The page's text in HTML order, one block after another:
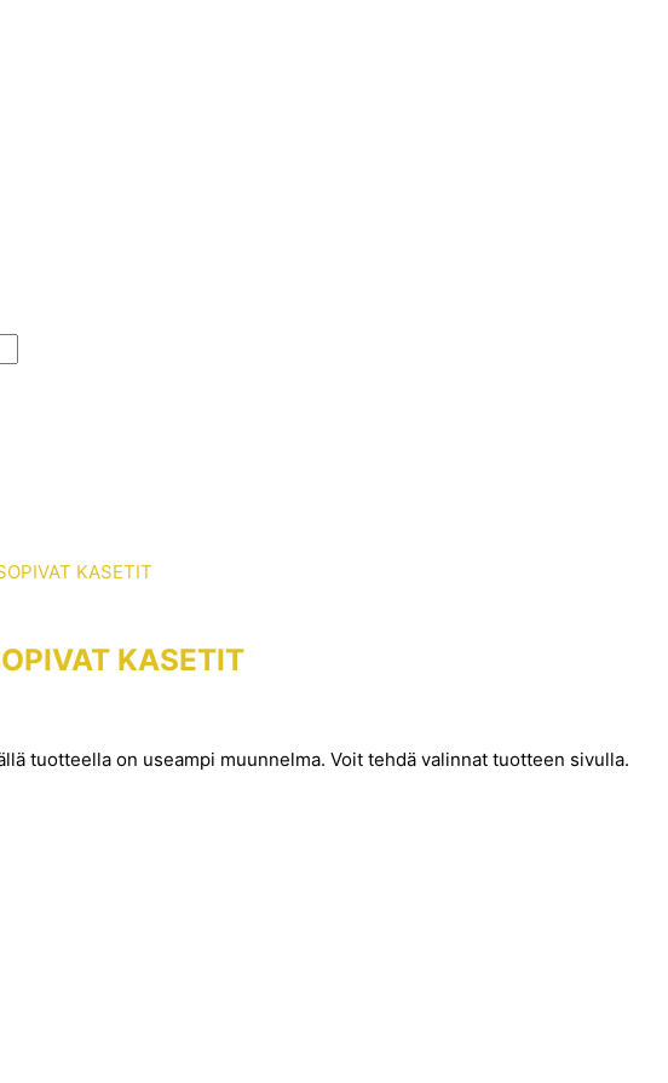
KASETIT
tuotteella on useampi muunnelma. Voit tehdä valinnat tuotteen sivulla.